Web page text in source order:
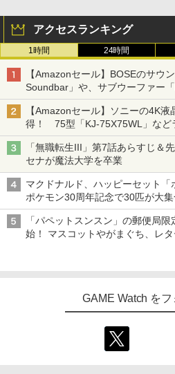
アクセスランキング
1時間 24時間
【Amazonセール】BOSEのサウ
Soundbar」や、サブウーファー
Subwoofer」などお買い得！
【Amazonセール】ソニーの4K
得！ 75型「KJ-75X75WL」など
「無職転生III」第7話あらすじ＆
セナが魔法大学を卒業
マクドナルド、ハッピーセット「
ポケモン30周年記念で30匹が大集
「パペットスンスン」の郵便局
始！ マスコットやがまぐち、レ
GAME Watch を